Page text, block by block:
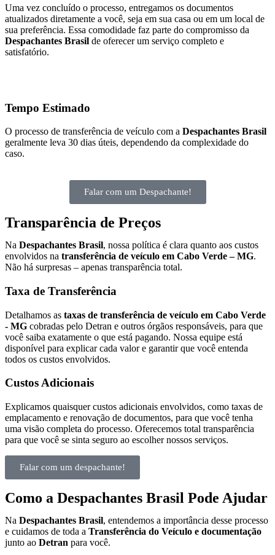
Uma vez concluído o processo, entregamos os documentos
atualizados diretamente a você, seja em sua casa ou em um local de
sua preferência. Essa comodidade faz parte do compromisso da
Despachantes Brasil de oferecer um serviço completo e
satisfatório.
Tempo Estimado
O processo de transferência de veículo com a Despachantes Brasil
geralmente leva 30 dias úteis, dependendo da complexidade do
caso.
Falar com um Despachante!
Transparência de Preços
Na Despachantes Brasil, nossa política é clara quanto aos custos
envolvidos na transferência de veículo em Cabo Verde – MG.
Não há surpresas – apenas transparência total.
Taxa de Transferência
Detalhamos as taxas de transferência de veículo em Cabo Verde
- MG cobradas pelo Detran e outros órgãos responsáveis, para que
você saiba exatamente o que está pagando. Nossa equipe está
disponível para explicar cada valor e garantir que você entenda
todos os custos envolvidos.
Custos Adicionais
Explicamos quaisquer custos adicionais envolvidos, como taxas de
emplacamento e renovação de documentos, para que você tenha
uma visão completa do processo. Oferecemos total transparência
para que você se sinta seguro ao escolher nossos serviços.
Falar com um despachante!
Como a Despachantes Brasil Pode Ajudar
Na Despachantes Brasil, entendemos a importância desse processo
e cuidamos de toda a Transferência do Veículo e documentação
junto ao Detran para você.